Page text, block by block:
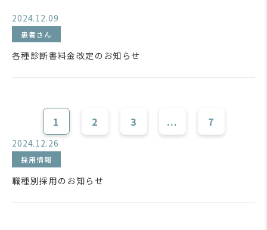
2024.12.09
患者さん
各種診断書料金改定のお知らせ
1 2 3 ... 7
2024.12.26
採用情報
職種別採用のお知らせ